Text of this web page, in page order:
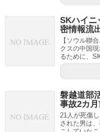
SKハイニ
密情報流
【ソウル聯
クスの中国
るために、
磐越道部
事故2カ
21人が死傷
された男は